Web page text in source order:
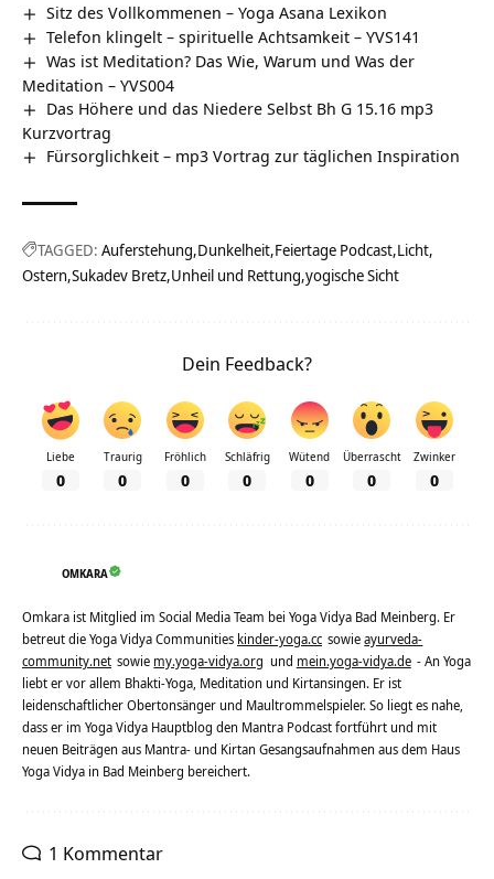
Sitz des Vollkommenen – Yoga Asana Lexikon
Telefon klingelt – spirituelle Achtsamkeit – YVS141
Was ist Meditation? Das Wie, Warum und Was der
Meditation – YVS004
Das Höhere und das Niedere Selbst Bh G 15.16 mp3
Kurzvortrag
Fürsorglichkeit – mp3 Vortrag zur täglichen Inspiration
TAGGED: Auferstehung Dunkelheit Feiertage Podcast Licht
Ostern Sukadev Bretz Unheil und Rettung yogische Sicht
Dein Feedback?
Liebe
0
Traurig
0
Fröhlich
0
Schläfrig
0
Wütend
0
Überrascht
0
Zwinker
0
OMKARA
Omkara ist Mitglied im Social Media Team bei Yoga Vidya Bad Meinberg. Er
betreut die Yoga Vidya Communities kinder-yoga.cc sowieayurveda-
community.net sowie my.yoga-vidya.org und mein.yoga-vidya.de - An Yoga
liebt er vor allem Bhakti-Yoga, Meditation und Kirtansingen. Er ist
leidenschaftlicher Obertonsänger und Maultrommelspieler. So liegt es nahe,
dass er im Yoga Vidya Hauptblog den Mantra Podcast fortführt und mit
neuen Beiträgen aus Mantra- und Kirtan Gesangsaufnahmen aus dem Haus
Yoga Vidya in Bad Meinberg bereichert.
1 Kommentar